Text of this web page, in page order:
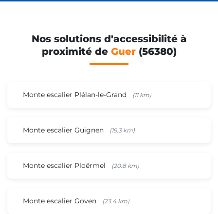
Nos solutions d'accessibilité à
proximité de Guer(56380)
Monte escalier Plélan-le-Grand (11 km)
Monte escalier Guignen (19.3 km)
Monte escalier Ploërmel (20.8 km)
Monte escalier Goven (23.4 km)